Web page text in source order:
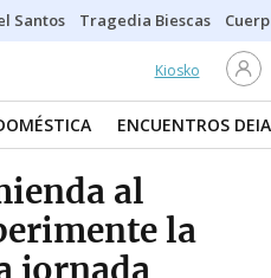
Santos Tragedia Biescas
Kiosko
ENCUENTROS DEIA
al
la